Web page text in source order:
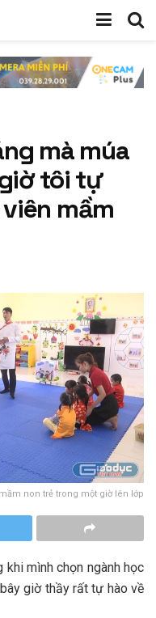
mà múa
tôi tự
mầm
non trẻ trong một giờ lên lớp
mình chọn ngành học
giờ thầy rất tự hào về